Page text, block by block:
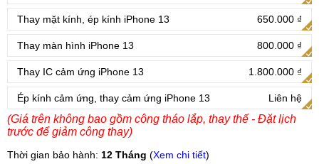
Thay mặt kính, ép kính iPhone 13 650.000 ₫
Thay màn hình iPhone 13 800.000 ₫
Thay IC cảm ứng iPhone 13 1.800.000 ₫
Ép kính cảm ứng, thay cảm ứng iPhone 13 Liên hệ
(Giá trên không bao gồm công tháo lắp, thay thế - Đặt lịch
trước để giảm công thay)
Thời gian bảo hành: 12 Tháng (Xem chi tiết)